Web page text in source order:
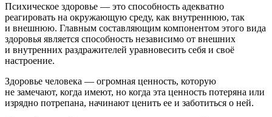
Психическое здоровье — это способность адекватно
реагировать на окружающую среду, как внутреннюю, так
и внешнюю. Главным составляющим компонентом этого вида
здоровья является способность независимо от внешних
и внутренних раздражителей уравновесить себя и своё
настроение.
Здоровье человека — огромная ценность, которую
не замечают, когда имеют, но когда эта ценность потеряна или
изрядно потрепана, начинают ценить ее и заботиться о ней.